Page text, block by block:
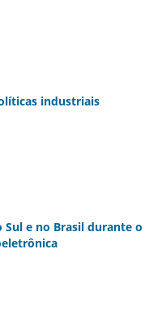
industriais
e no Brasil durante o